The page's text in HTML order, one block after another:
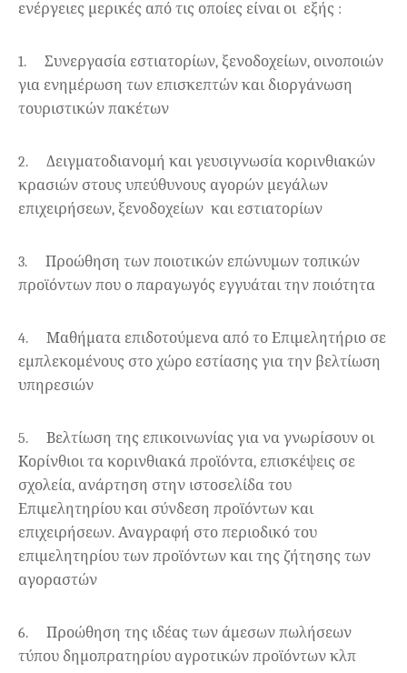
ενέργειες μερικές από τις οποίες είναι οι εξής :
1.
Συνεργασία εστιατορίων, ξενοδοχείων, οινοποιών
για ενημέρωση των επισκεπτών και διοργάνωση
τουριστικών πακέτων
2.
Δειγματοδιανομή και γευσιγνωσία κορινθιακών
κρασιών στους υπεύθυνους αγορών μεγάλων
επιχειρήσεων, ξενοδοχείων και εστιατορίων
3.
Προώθηση των ποιοτικών επώνυμων τοπικών
προϊόντων που ο παραγωγός εγγυάται την ποιότητα
4.
Μαθήματα επιδοτούμενα από το Επιμελητήριο σε
εμπλεκομένους στο χώρο εστίασης για την βελτίωση
υπηρεσιών
5.
Βελτίωση της επικοινωνίας για να γνωρίσουν οι
Κορίνθιοι τα κορινθιακά προϊόντα, επισκέψεις σε
σχολεία, ανάρτηση στην ιστοσελίδα του
Επιμελητηρίου και σύνδεση προϊόντων και
επιχειρήσεων. Αναγραφή στο περιοδικό του
επιμελητηρίου των προϊόντων και της ζήτησης των
αγοραστών
6.
Προώθηση της ιδέας των άμεσων πωλήσεων
τύπου δημοπρατηρίου αγροτικών προϊόντων κλπ